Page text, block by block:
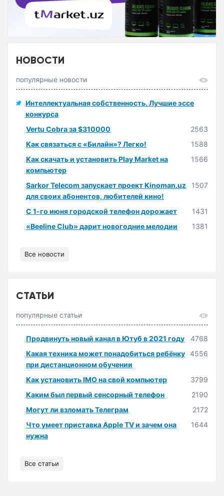
НОВОСТИ
популярные новости
Интеллектуальная собственность. Лучшие эссе
конкурса
Vertu Cobra за $310000
2563
Как связаться с «Билайн»? Легко!
1588
Как скачать и установить Play Market на
компьютер
1566
Sarkor Telecom запускает проект Kinoman.uz
для своих абонентов, любителей кино!
1507
С 1-го июня городской телефон дорожает
1431
«Beeline Club» дарит новогодние мелодии
1381
Все новости
СТАТЬИ
популярные статьи
Продвинуть новый канал в Ютуб в 2021 году
4768
Какая техника может понадобиться ребёнку
при дистанционном обучении
4556
Как установить IMO на свой компьютер
3799
Каким был первый сенсорный телефон
2190
Могут ли взломать Телеграм
2172
Что умеет приставка Apple TV и зачем она
нужна
1644
Все статьи